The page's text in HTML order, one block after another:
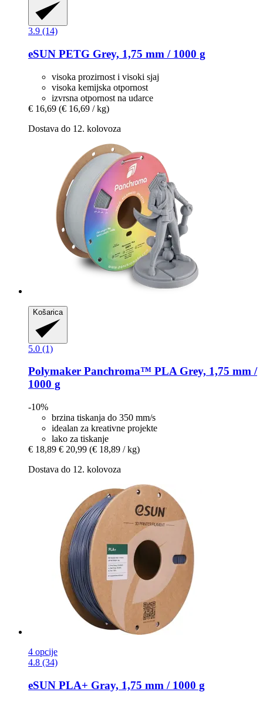
3.9 (14)
eSUN PETG Grey, 1,75 mm / 1000 g
visoka prozirnost i visoki sjaj
visoka kemijska otpornost
izvrsna otpornost na udarce
€ 16,69 (€ 16,69 / kg)
Dostava do 12. kolovoza
Košarica
5.0 (1)
Polymaker Panchroma™ PLA Grey, 1,75 mm /
1000 g
-10%
brzina tiskanja do 350 mm/s
idealan za kreativne projekte
lako za tiskanje
€ 18,89 € 20,99 (€ 18,89 / kg)
Dostava do 12. kolovoza
4 opcije
4.8 (34)
eSUN PLA+ Gray, 1,75 mm / 1000 g